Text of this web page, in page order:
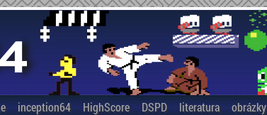
inception64 HighScore DSPD literatura obrázky